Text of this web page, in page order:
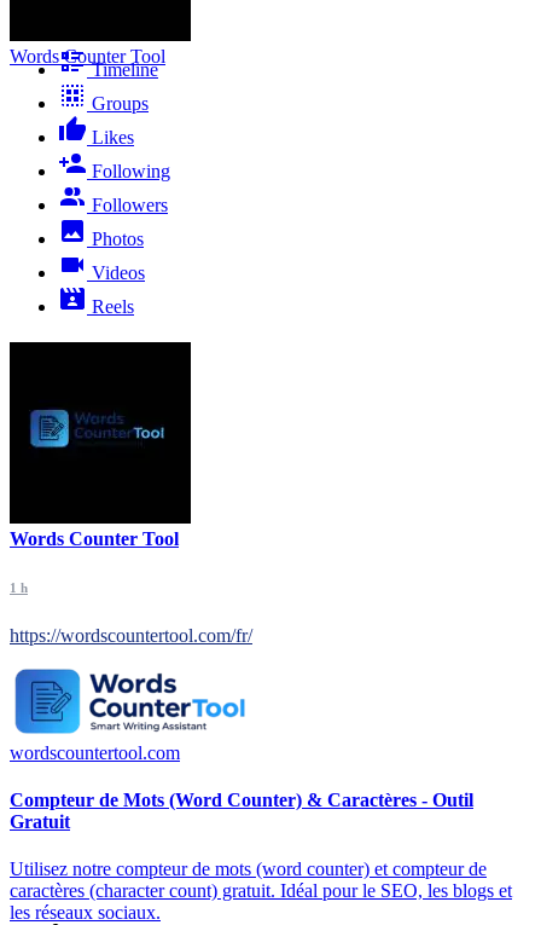
Words Counter Tool
Timeline
Groups
Likes
Following
Followers
Photos
Videos
Reels
Words Counter Tool
1 h
https://wordscountertool.com/fr/
wordscountertool.com
Compteur de Mots (Word Counter) & Caractères - Outil
Gratuit
Utilisez notre compteur de mots (word counter) et compteur de
caractères (character count) gratuit. Idéal pour le SEO, les blogs et
les réseaux sociaux.